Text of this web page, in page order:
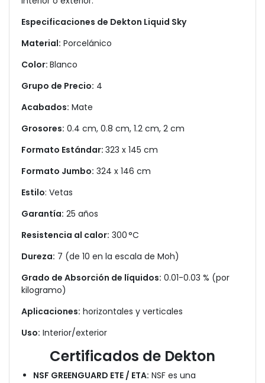
Especificaciones de Dekton Liquid Sky
Material: Porcelánico
Color: Blanco
Grupo de Precio: 4
Acabados: Mate
Grosores: 0.4 cm, 0.8 cm, 1.2 cm, 2 cm
Formato Estándar: 323 x 145 cm
Formato Jumbo: 324 x 146 cm
Estilo: Vetas
Garantía: 25 años
Resistencia al calor: 300 °C
Dureza: 7 (de 10 en la escala de Moh)
Grado de Absorción de líquidos: 0.01-0.03 % (por
kilogramo)
Aplicaciones: horizontales y verticales
Uso: Interior/exterior
Certificados de Dekton
NSF GREENGUARD ETE / ETA: NSF es una